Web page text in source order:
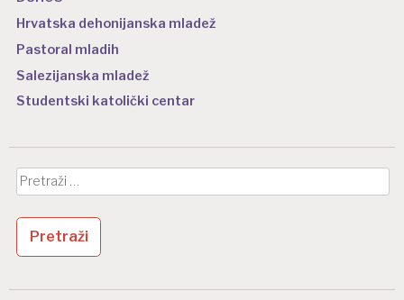
Hrvatska dehonijanska mladež
Pastoral mladih
Salezijanska mladež
Studentski katolički centar
Pretraži: